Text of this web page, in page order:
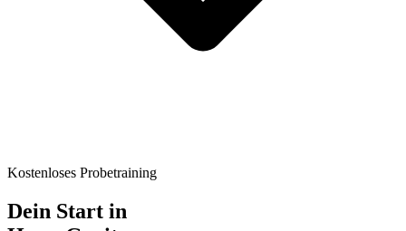
Kostenloses Probetraining
Dein Start in